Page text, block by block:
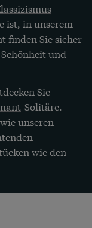
–
ist, in unserem
finden Sie sicher
und
Sie
-Solitäre.
unseren
wie den